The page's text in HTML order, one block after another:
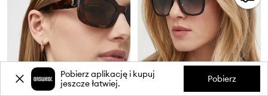
Pobierz aplikację i kupuj
jeszcze łatwiej.
Pobierz